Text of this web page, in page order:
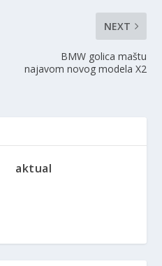
NEXT
BMW golica maštu
najavom novog modela X2
aktual